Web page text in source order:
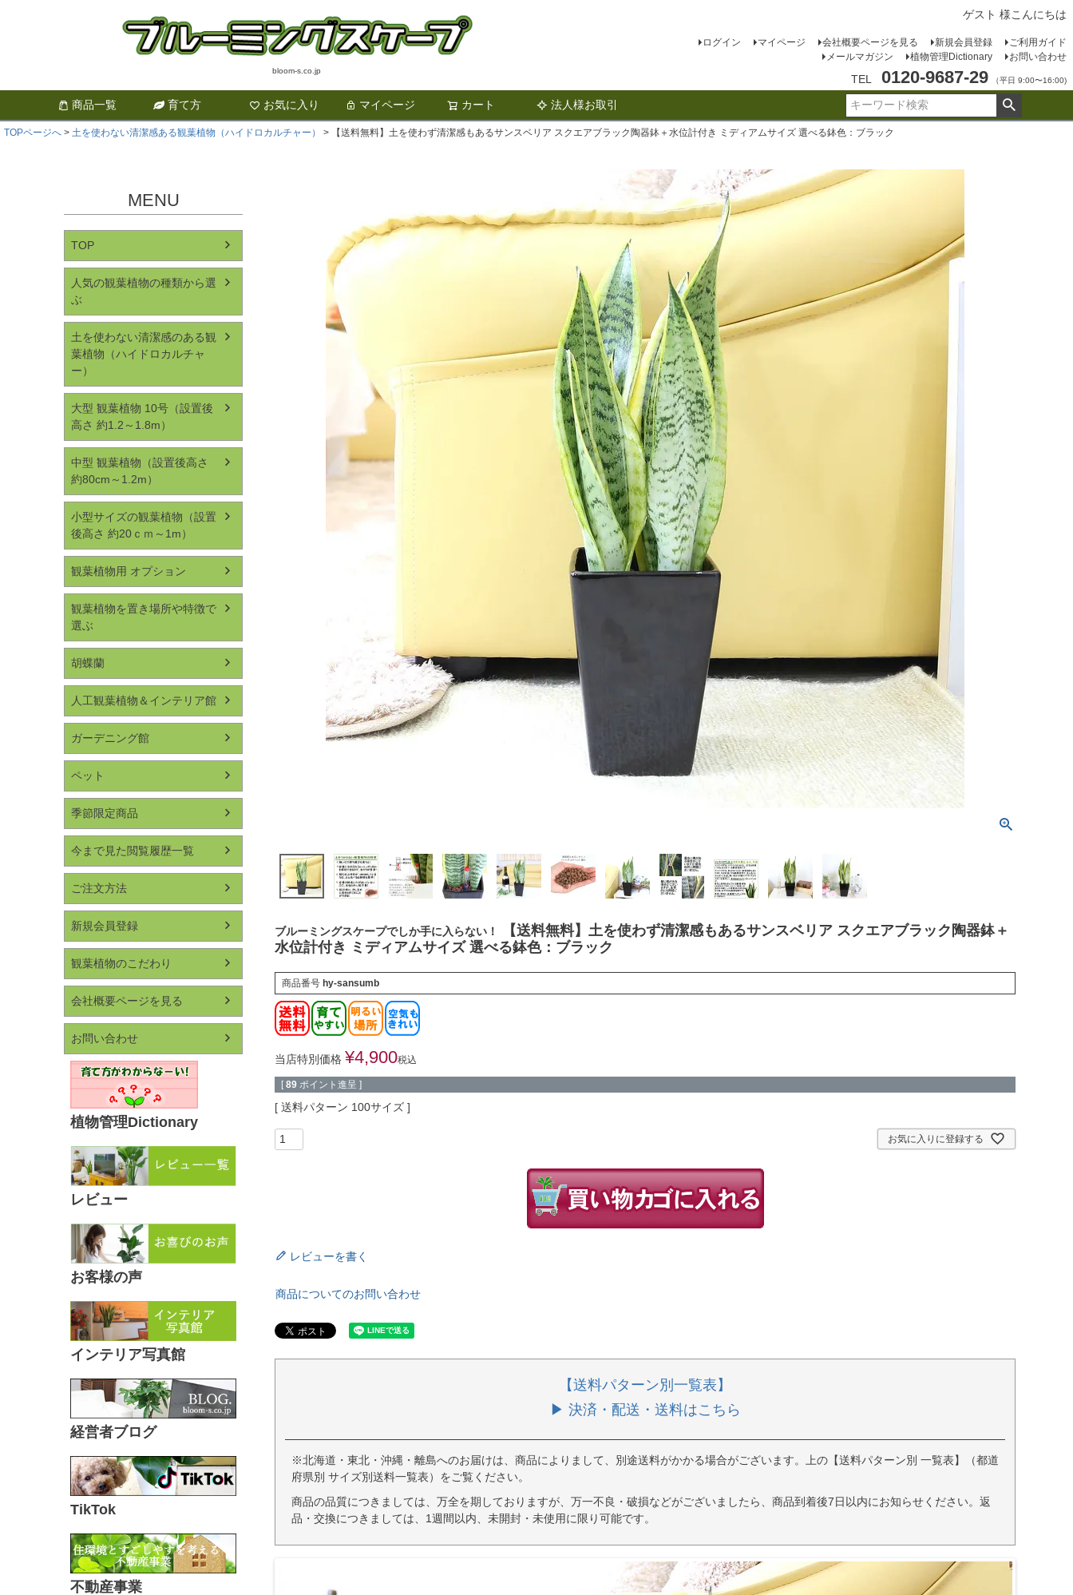
bloom-s.co.jp
ゲスト 様こんにちは
ログイン マイページ 会社概要ページを見る 新規会員登録
ご利用ガイド
メールマガジン
植物管理Dictionary お問い合わせ
TEL 0120-9687-29 （平日 9:00〜16:00)
商品一覧 育て方 お気に入り マイページ カート 法人様お取引
検索
TOPページへ 土を使わない清潔感ある観葉植物（ハイドロカルチャー） 【送料無料】土を使わず清潔感もあるサンスベリア スクエアブラック陶器鉢＋水位計付き ミディアムサイズ 選べる鉢色：ブラック
MENU
TOP
人気の観葉植物の種類から選
ぶ
土を使わない清潔感のある観
葉植物（ハイドロカルチャ
ー）
大型 観葉植物 10号（設置後
高さ 約1.2～1.8m）
中型 観葉植物（設置後高さ
約80cm～1.2m）
小型サイズの観葉植物（設置
後高さ 約20ｃｍ～1m）
観葉植物用 オプション
観葉植物を置き場所や特徴で
選ぶ
胡蝶蘭
人工観葉植物＆インテリア館
ガーデニング館
ペット
季節限定商品
今まで見た閲覧履歴一覧
ご注文方法
新規会員登録
観葉植物のこだわり
会社概要ページを見る
お問い合わせ
植物管理Dictionary
レビュー
お客様の声
インテリア写真館
経営者ブログ
TikTok
不動産事業
ブルーミングスケープでしか手に入らない！
【送料無料】土を使わず清潔感もあるサンスベリア スクエアブラック陶器鉢＋
水位計付き ミディアムサイズ 選べる鉢色：ブラック
商品番号 hy-sansumb
当店特別価格 ¥4,900税込
[ 89 ポイント進呈 ]
送料パターン 100サイズ
お気に入りに登録する
レビューを書く
商品についてのお問い合わせ
【送料パターン別一覧表】
▶ 決済・配送・送料はこちら
※北海道・東北・沖縄・離島へのお届けは、商品によりまして、別途送料がかかる場合がございます。上の【送料パターン別 一覧表】（都道
府県別 サイズ別送料一覧表）をご覧ください。
商品の品質につきましては、万全を期しておりますが、万一不良・破損などがございましたら、商品到着後7日以内にお知らせください。返
品・交換につきましては、1週間以内、未開封・未使用に限り可能です。